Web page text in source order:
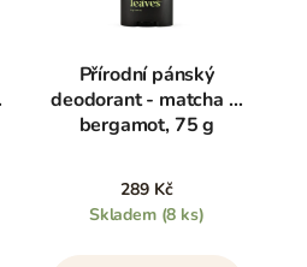
Přírodní pánský
deodorant - matcha &
bergamot, 75 g
289 Kč
Skladem (8 ks)